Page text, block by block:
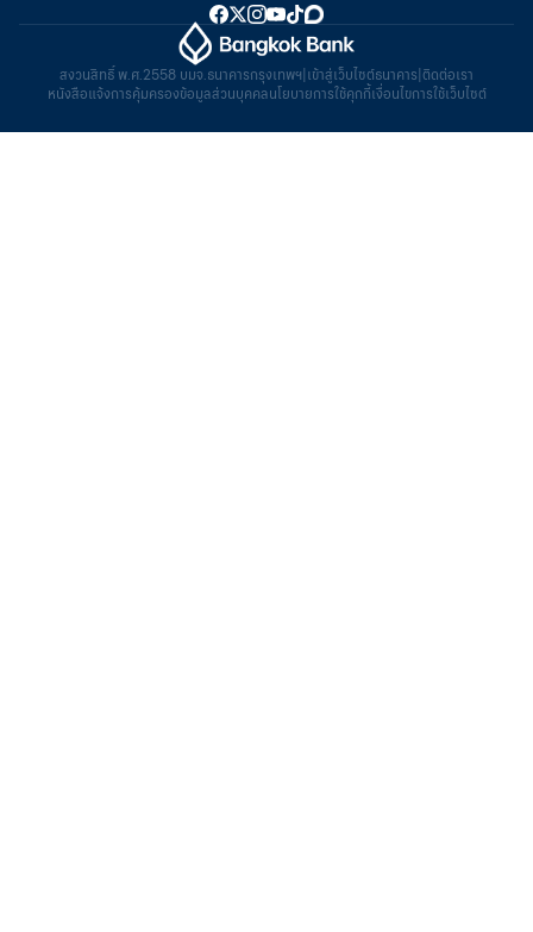
สงวนสิทธิ์ พ.ศ.2558 บมจ.ธนาคารกรุงเทพฯ เข้าสู่เว็บไซต์ธนาคาร ติดต่อเรา
หนังสือแจ้งการคุ้มครองข้อมูลส่วนบุคคลนโยบายการใช้คุกกี้เงื่อนไขการใช้เว็บไซต์